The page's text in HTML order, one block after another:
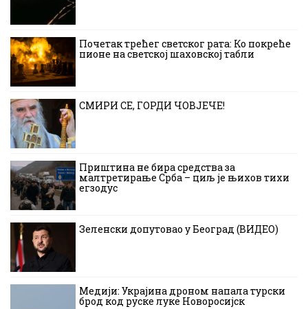
Почетак трећег светског рата: Ко покреће
пионе на светској шаховској табли
СМИРИ СЕ, ГОРДИ ЧОВЈЕЧЕ!
Приштина не бира средства за
малтретирање Срба – циљ је њихов тихи
егзодус
Зеленски допутовао у Београд (ВИДЕО)
Медији: Украјина дроном напала турски
брод код руске луке Новоросијск